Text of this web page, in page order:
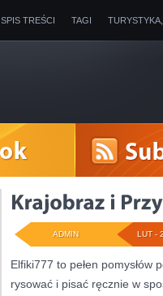
SPIS TREŚCI TAGI
LUT -
ADMIN
Elfiki777 to pełen pomysłów
rysować i pisać ręcznie w